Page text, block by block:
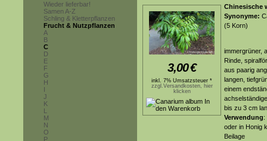
Wieder lieferbar!
Samen A-Z
Schling & Kletterpflanzen
Frucht & Nutzpflanzen
A
B
C
D
E
F
G
H
I
J
K
L
M
N
O
P
3,00€
inkl. 7% Umsatzsteuer *
zzgl.Versandkosten, hier
klicken
Chinesische
Synonyme:
(5 Korn)
immergrüner,
Rinde,
aus paarig
langen,
einem
bis zu 3 cm
Verwendung:
oder in Honig
Beilage